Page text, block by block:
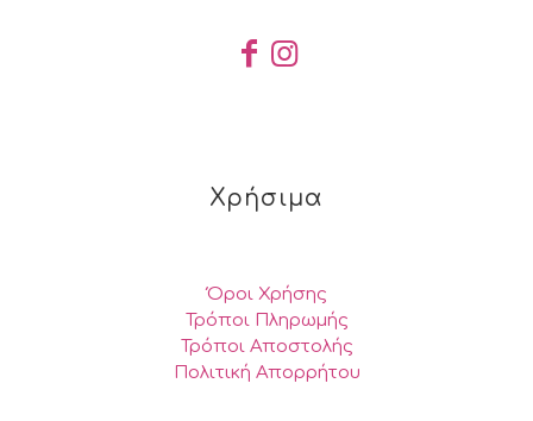
Χρήσιμα
Όροι Χρήσης
Τρόποι Πληρωμής
Τρόποι Αποστολής
Πολιτική Απορρήτου